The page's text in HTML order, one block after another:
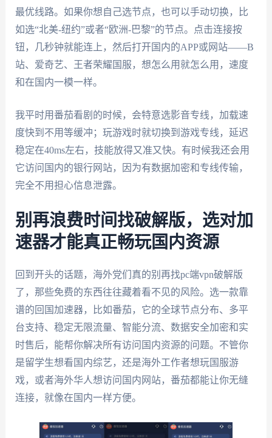
最优线路。如果你想自己选节点，也可以手动切换，比
如选“北美-纽约”或者“欧洲-巴黎”的节点。点击连接按
钮，几秒钟就能连上，然后打开国内的APP或网站——B
站、爱奇艺、王者荣耀国服，想怎么用就怎么用，速度
和在国内一模一样。
我平时用番茄看剧的时候，会特意选影音专线，加载速
度快到不用等缓冲；玩游戏时就切换到游戏专线，延迟
稳定在40ms左右，技能放得又准又快。有时候我还会用
它访问国内的银行网站，因为有数据加密和专线传输，
完全不用担心信息泄露。
别再浪费时间找破解版，选对加
速器才能真正畅玩国内资源
回到开头的话题，海外党们真的别再找pc端vpn破解版
了，那些免费的东西往往藏着看不见的风险。选一款靠
谱的回国加速器，比如番茄，它的全球节点分布、多平
台支持、稳定无限流量、智能分流、数据安全加密和实
时售后，能帮你解决所有访问国内资源的问题。不管你
是留学生想看国内综艺，还是海外工作者想玩国服游
戏，或者海外华人想访问国内网站，番茄都能让你无缝
连接，就像在国内一样方便。